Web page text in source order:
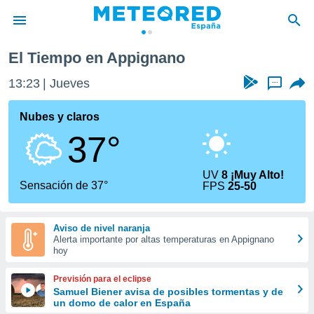
de
por
que se
calidad.
a este
las
y
forma
digital
basada
El Tiempo en Appignano
13:23 Jueves ...
Nubes y claros
37°
Sensación de 37°
UV8 ¡Muy Alto!
FPS25-50
Aviso de nivel naranja
Alerta importante por altas temperaturas en Appignano
hoy
Previsión para el eclipse
Samuel Biener avisa de posibles tormentas y de
un domo de calor en España